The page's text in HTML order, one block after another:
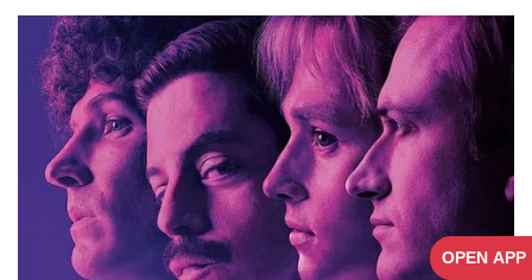
OPEN APP